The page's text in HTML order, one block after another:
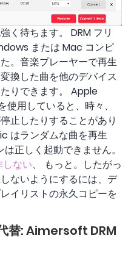
く待ちます。 DRM フリ
または Mac コンピ
。音楽プレーヤーで再生
換した曲を他のデバイス
りできます。 Apple
用していると、時々、
止したりすることがあり
はランダムな曲を再生
正しく起動できません。
ない、 もっと。したがっ
ないようにするには、デ
イリストの永久コピーを
替: Aimersoft DRM